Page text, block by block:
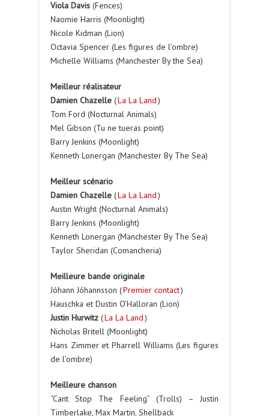
Viola Davis (Fences)
Naomie Harris (Moonlight)
Nicole Kidman (Lion)
Octavia Spencer (Les figures de l’ombre)
Michelle Williams (Manchester By the Sea)
Meilleur réalisateur
Damien Chazelle (La La Land)
Tom Ford (Nocturnal Animals)
Mel Gibson (Tu ne tueras point)
Barry Jenkins (Moonlight)
Kenneth Lonergan (Manchester By The Sea)
Meilleur scénario
Damien Chazelle (La La Land)
Austin Wright (Nocturnal Animals)
Barry Jenkins (Moonlight)
Kenneth Lonergan (Manchester By The Sea)
Taylor Sheridan (Comancheria)
Meilleure bande originale
Jóhann Jóhannsson (Premier contact)
Hauschka et Dustin O’Halloran (Lion)
Justin Hurwitz (La La Land)
Nicholas Britell (Moonlight)
Hans Zimmer et Pharrell Williams (Les figures
de l’ombre)
Meilleure chanson
“Cant Stop The Feeling” (Trolls) – Justin
Timberlake, Max Martin, Shellback